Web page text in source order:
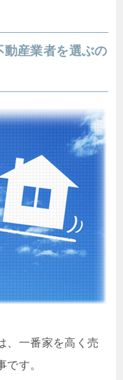
動産業者を選ぶの
、一番家を高く売
す。